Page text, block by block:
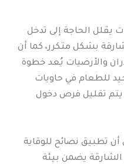
يقلل الحاجة إلى تدخل
بشكل متكرر، كما أن
والأرضيات يُعد خطوة
للطعام في حاويات
يتم تقليل فرص دخول
تطبيق نصائح للوقاية
يضمن بيئة